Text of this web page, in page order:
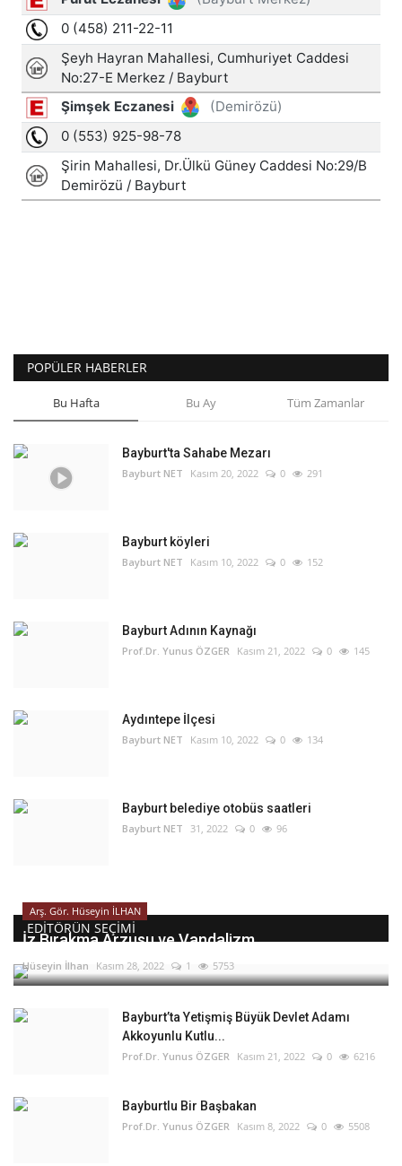
POPÜLER HABERLER
Bu Hafta Bu Ay Tüm Zamanlar
Bayburt'ta Sahabe Mezarı
Bayburt NET Kasım 20, 2022 0 291
Bayburt köyleri
Bayburt NET Kasım 10, 2022 0 152
Bayburt Adının Kaynağı
Prof.Dr. Yunus ÖZGER Kasım 21, 2022 0 145
Aydıntepe İlçesi
Bayburt NET Kasım 10, 2022 0 134
Bayburt belediye otobüs saatleri
Bayburt NET 31, 2022 0 96
EDITÖRÜN SEÇIMI
Arş. Gör. Hüseyin İLHAN
İz Bırakma Arzusu ve Vandalizm
Hüseyin İlhan Kasım 28, 2022 1 5753
Bayburt’ta Yetişmiş Büyük Devlet Adamı
Akkoyunlu Kutlu...
Prof.Dr. Yunus ÖZGER Kasım 21, 2022 0 6216
Bayburtlu Bir Başbakan
Prof.Dr. Yunus ÖZGER Kasım 8, 2022 0 5508